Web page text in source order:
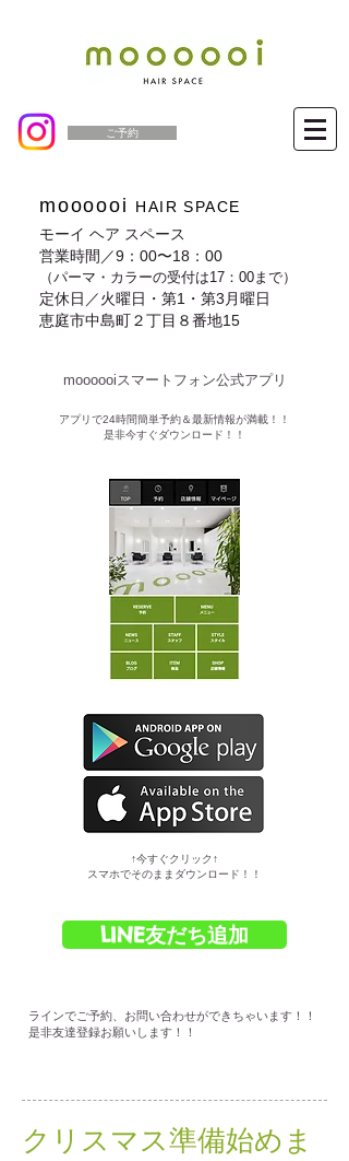
ご予約
moooooi
HAIR SPACE
モーイ ヘア スペース
営業時間／9：00〜18：00
（パーマ・カラーの受付は17：00まで）
定休日／火曜日・第1・第3月曜日
恵庭市中島町２丁目８番地15
moooooiスマートフォン公式アプリ​
​アプリで24時間簡単予約＆最新情報が満載！！
是非今すぐダウンロード！！
​↑今すぐクリック↑
スマホでそのままダウンロード！！
LINE友だち追加
ラインでご予約、お問い合わせができちゃいます！！
是非友達登録お願いします！！
クリスマス準備始めま